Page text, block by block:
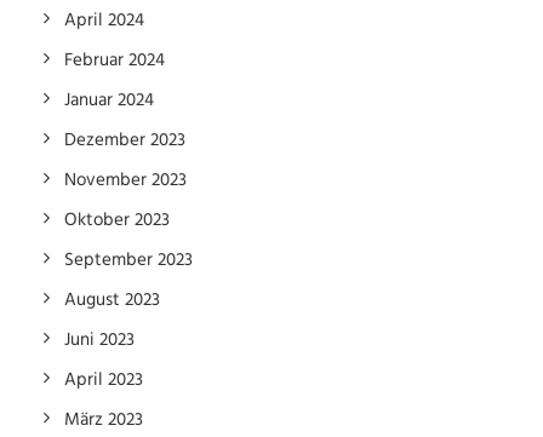
April 2024
Februar 2024
Januar 2024
Dezember 2023
November 2023
Oktober 2023
September 2023
August 2023
Juni 2023
April 2023
März 2023